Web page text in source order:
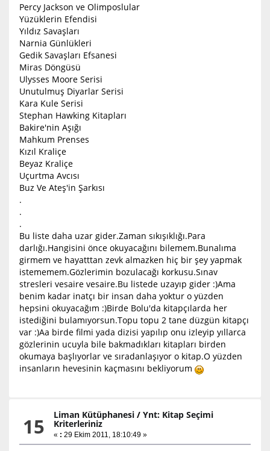
Percy Jackson ve Olimposlular
Yüzüklerin Efendisi
Yıldız Savaşları
Narnia Günlükleri
Gedik Savaşları Efsanesi
Miras Döngüsü
Ulysses Moore Serisi
Unutulmuş Diyarlar Serisi
Kara Kule Serisi
Stephan Hawking Kitapları
Bakire'nin Aşığı
Mahkum Prenses
Kızıl Kraliçe
Beyaz Kraliçe
Uçurtma Avcısı
Buz Ve Ateş'in Şarkısı
.
.
.
Bu liste daha uzar gider.Zaman sıkışıklığı.Para
darlığı.Hangisini önce okuyacağını bilemem.Bunalıma
girmem ve hayatttan zevk almazken hiç bir şey yapmak
istememem.Gözlerimin bozulacağı korkusu.Sınav
stresleri vesaire vesaire.Bu listede uzayıp gider :)Ama
benim kadar inatçı bir insan daha yoktur o yüzden
hepsini okuyacağım :)Birde Bolu'da kitapçılarda her
istediğini bulamıyorsun.Topu topu 2 tane düzgün kitapçı
var :)Aa birde filmi yada dizisi yapılıp onu izleyip yıllarca
gözlerinin ucuyla bile bakmadıkları kitapları birden
okumaya başlıyorlar ve sıradanlaşıyor o kitap.O yüzden
insanların hevesinin kaçmasını bekliyorum
15 Liman Kütüphanesi /Ynt: Kitap Seçimi
Kriterleriniz
« : 29 Ekim 2011, 18:10:49 »